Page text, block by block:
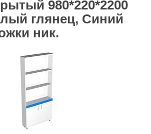
980*220*2200
глянец, Синий
ник.